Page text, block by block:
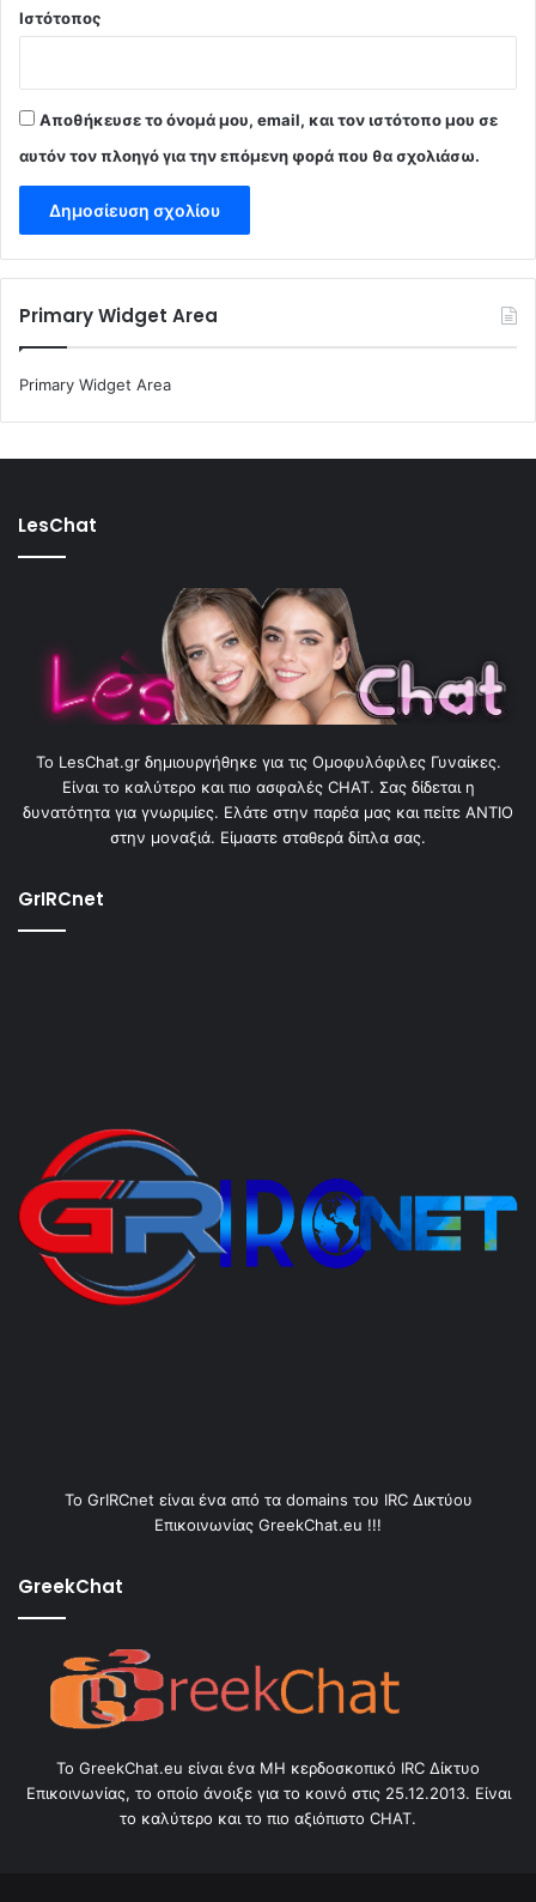
Ιστότοπος
Αποθήκευσε το όνομά μου, email, και τον ιστότοπο μου σε
αυτόν τον πλοηγό για την επόμενη φορά που θα σχολιάσω.
Primary Widget Area
Primary Widget Area
LesChat
To LesChat.gr δημιουργήθηκε για τις Ομοφυλόφιλες Γυναίκες.
Είναι το καλύτερο και πιο ασφαλές CHAT. Σας δίδεται η
δυνατότητα για γνωριμίες. Ελάτε στην παρέα μας και πείτε ΑΝΤΙΟ
στην μοναξιά. Είμαστε σταθερά δίπλα σας.
GrIRCnet
Το GrIRCnet είναι ένα από τα domains του IRC Δικτύου
Επικοινωνίας GreekChat.eu !!!
GreekChat
Το GreekChat.eu είναι ένα ΜΗ κερδοσκοπικό IRC Δίκτυο
Επικοινωνίας, το οποίο άνοιξε για το κοινό στις 25.12.2013. Είναι
το καλύτερο και το πιο αξιόπιστο CHAT.